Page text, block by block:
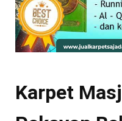
Karpet